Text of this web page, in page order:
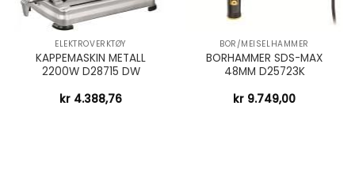
ELEKTROVERKTØY
KAPPEMASKIN METALL
2200W D28715 DW
kr 4.388,76
BOR/MEISELHAMMER
BORHAMMER SDS-MAX
48MM D25723K
kr 9.749,00